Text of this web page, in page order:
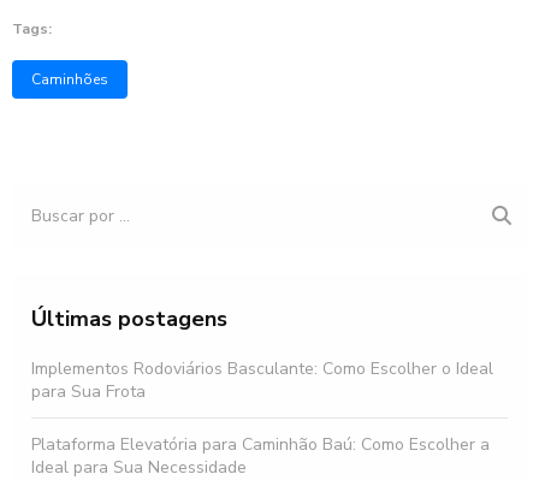
Tags:
Caminhões
Últimas postagens
Implementos Rodoviários Basculante: Como Escolher o Ideal
para Sua Frota
Plataforma Elevatória para Caminhão Baú: Como Escolher a
Ideal para Sua Necessidade